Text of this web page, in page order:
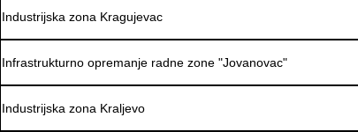
Industrijska zona Kragujevac
Infrastrukturno opremanje radne zone "Jovanovac"
Industrijska zona Kraljevo